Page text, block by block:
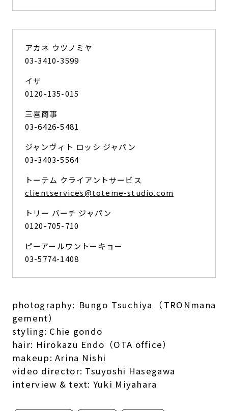
アカネ ウツノミヤ
03-3410-3599
イザ
0120-135-015
三喜商事
03-6426-5481
ジャンヴィト ロッシ ジャパン
03-3403-5564
トーテム クライアントサービス
clientservices@toteme-studio.com
トリー バーチ ジャパン
0120-705-710
ピーアールワントーキョー
03-5774-1408
photography: Bungo Tsuchiya（TRONmana
gement）
styling: Chie gondo
hair: Hirokazu Endo（OTA office）
makeup: Arina Nishi
video director: Tsuyoshi Hasegawa
interview & text: Yuki Miyahara